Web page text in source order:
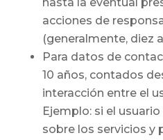
acciones de
(generalmente, diez
Para datos de
10 años, contados
interacción entre el
Ejemplo: si el
sobre los servicios y